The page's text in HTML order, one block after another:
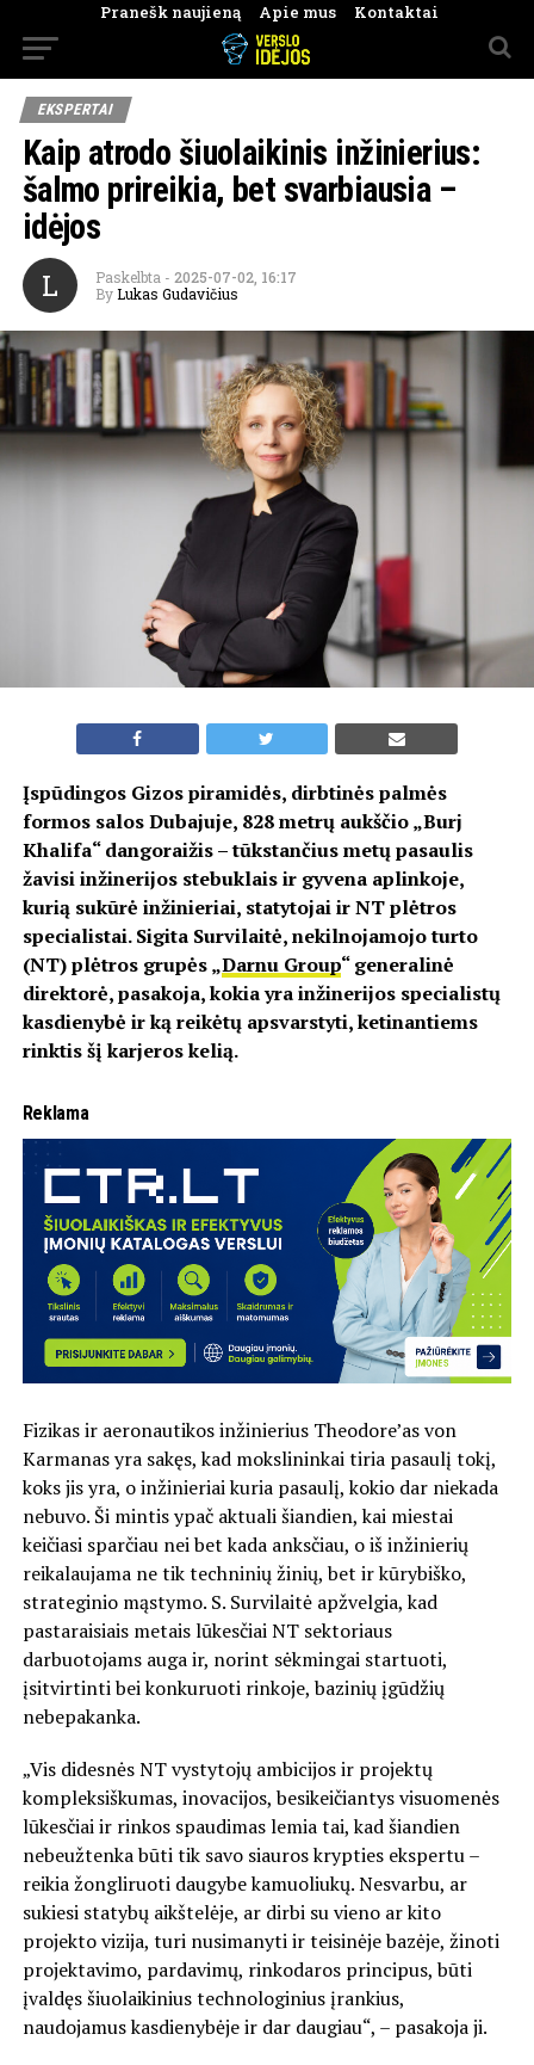
Pranešk naujieną Apie mus Kontaktai
EKSPERTAI
Kaip atrodo šiuolaikinis inžinierius:
šalmo prireikia, bet svarbiausia –
idėjos
L Paskelbta - 2025-07-02, 16:17
By Lukas Gudavičius
Įspūdingos Gizos piramidės, dirbtinės palmės
formos salos Dubajuje, 828 metrų aukščio „Burj
Khalifa“ dangoraižis – tūkstančius metų pasaulis
žavisi inžinerijos stebuklais ir gyvena aplinkoje,
kurią sukūrė inžinieriai, statytojai ir NT plėtros
specialistai. Sigita Survilaitė, nekilnojamojo turto
(NT) plėtros grupės „Darnu Group“ generalinė
direktorė, pasakoja, kokia yra inžinerijos specialistų
kasdienybė ir ką reikėtų apsvarstyti, ketinantiems
rinktis šį karjeros kelią.
Reklama
Fizikas ir aeronautikos inžinierius Theodore’as von
Karmanas yra sakęs, kad mokslininkai tiria pasaulį tokį,
koks jis yra, o inžinieriai kuria pasaulį, kokio dar niekada
nebuvo. Ši mintis ypač aktuali šiandien, kai miestai
keičiasi sparčiau nei bet kada anksčiau, o iš inžinierių
reikalaujama ne tik techninių žinių, bet ir kūrybiško,
strateginio mąstymo. S. Survilaitė apžvelgia, kad
pastaraisiais metais lūkesčiai NT sektoriaus
darbuotojams auga ir, norint sėkmingai startuoti,
įsitvirtinti bei konkuruoti rinkoje, bazinių įgūdžių
nebepakanka.
„Vis didesnės NT vystytojų ambicijos ir projektų
kompleksiškumas, inovacijos, besikeičiantys visuomenės
lūkesčiai ir rinkos spaudimas lemia tai, kad šiandien
nebeužtenka būti tik savo siauros krypties ekspertu –
reikia žongliruoti daugybe kamuoliukų. Nesvarbu, ar
sukiesi statybų aikštelėje, ar dirbi su vieno ar kito
projekto vizija, turi nusimanyti ir teisinėje bazėje, žinoti
projektavimo, pardavimų, rinkodaros principus, būti
įvaldęs šiuolaikinius technologinius įrankius,
naudojamus kasdienybėje ir dar daugiau“, – pasakoja ji.